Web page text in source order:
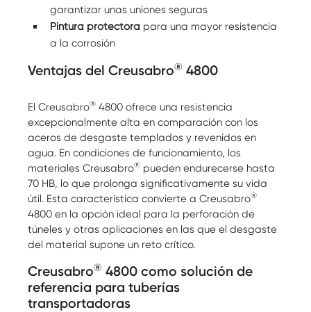
garantizar unas uniones seguras
Pintura protectora para una mayor resistencia
a la corrosión
Ventajas del Creusabro® 4800
El Creusabro® 4800 ofrece una resistencia
excepcionalmente alta en comparación con los
aceros de desgaste templados y revenidos en
agua. En condiciones de funcionamiento, los
materiales Creusabro® pueden endurecerse hasta
70 HB, lo que prolonga significativamente su vida
útil. Esta característica convierte a Creusabro®
4800 en la opción ideal para la perforación de
túneles y otras aplicaciones en las que el desgaste
del material supone un reto crítico.
Creusabro® 4800 como solución de
referencia para tuberías
transportadoras